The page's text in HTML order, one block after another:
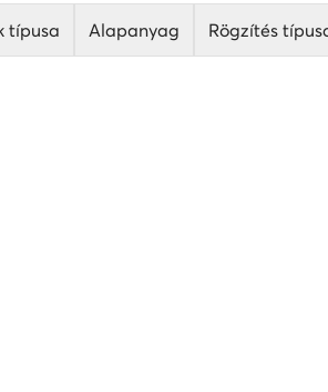
típusa Alapanyag Rögzítés